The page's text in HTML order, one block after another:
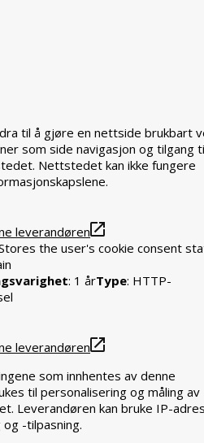
til å gjøre en nettside brukbart
som side navigasjon og tilgang
Nettstedet kan ikke fungere
leverandøren
the user's cookie consent
: 1 årType: HTTP-
leverandøren
som innhentes av denne
til personalisering og måling av
Leverandøren kan bruke IP-
og -tilpasning.